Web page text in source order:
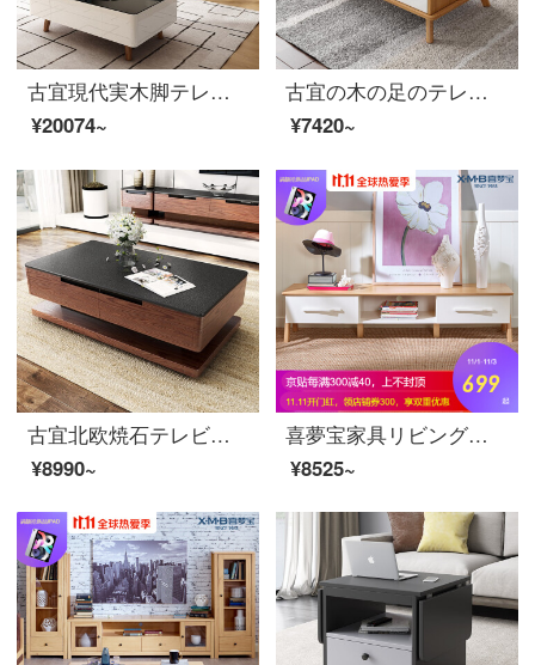
古宜現代実木脚テレビキャビネットの小さな戸形のキャビネットの白黒ガラスの漆の客間茶の組み合わせセットのテレビキャビネット+茶の何+ハンガー【黒】
¥20074~
古宜の木の足のテレビの箱のお茶の何組かの小型の部屋型の客間が簡単に現代の斗の箱の背景の壁の箱のスーツの家具のお茶を予約します。
¥7420~
古宜北欧焼石テレビキャビネット茶何セット家具セット現代簡素化リビング大理石テレビキャビネット茶何【1.2*0.6メートル】
¥8990~
喜夢宝家具リビングテレビキャビネット現代簡単な小型テレビキャビネットの置物棚リビング家具ケヤキ色+ホワイトテレビキャビネット
¥8525~